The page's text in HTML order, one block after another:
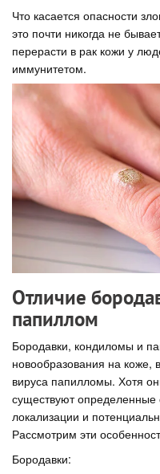
Что касается опасности
это почти никогда не
перерасти в рак кожи у
иммунитетом.
Отличие
папиллом
Бородавки, кондиломы и
новообразования на
вируса папилломы. Хотя
существуют определенные
локализации и
Рассмотрим эти
Бородавки: